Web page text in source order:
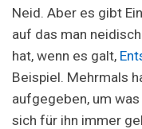
Neid. Aber es gibt
auf das man
hat, wenn es galt,
Beispiel. Mehrmals
aufgegeben, um
sich für ihn immer